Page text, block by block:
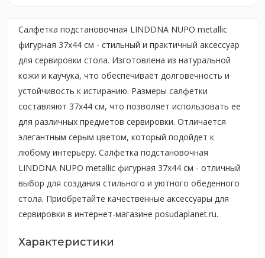
Салфетка подстановочная LINDDNA NUPO metallic
фигурная 37x44 см - стильный и практичный аксессуар
для сервировки стола. Изготовлена из натуральной
кожи и каучука, что обеспечивает долговечность и
устойчивость к истиранию. Размеры салфетки
составляют 37x44 см, что позволяет использовать ее
для различных предметов сервировки. Отличается
элегантным серым цветом, который подойдет к
любому интерьеру. Салфетка подстановочная
LINDDNA NUPO metallic фигурная 37x44 см - отличный
выбор для создания стильного и уютного обеденного
стола. Приобретайте качественные аксессуары для
сервировки в интернет-магазине posudaplanet.ru.
Характеристики